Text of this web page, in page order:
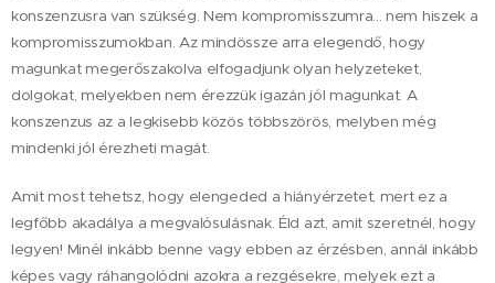
konszenzusra van szükség. Nem kompromisszumra... nem hiszek a
kompromisszumokban. Az mindössze arra elegendő, hogy
magunkat megerőszakolva elfogadjunk olyan helyzeteket,
dolgokat, melyekben nem érezzük igazán jól magunkat. A
konszenzus az a legkisebb közös többszörös, melyben még
mindenki jól érezheti magát.
Amit most tehetsz, hogy elengeded a hiányérzetet, mert ez a
legfőbb akadálya a megvalósulásnak. Éld azt, amit szeretnél, hogy
legyen! Minél inkább benne vagy ebben az érzésben, annál inkább
képes vagy ráhangolódni azokra a rezgésekre, melyek ezt a